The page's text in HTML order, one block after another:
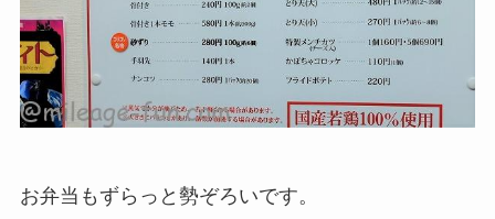
お弁当もずらっと勢ぞろいです。